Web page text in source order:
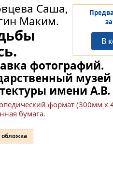
В
Саша,
Маким.
фотографий.
музей
имени
формат (300мм x
бумага.
обложка